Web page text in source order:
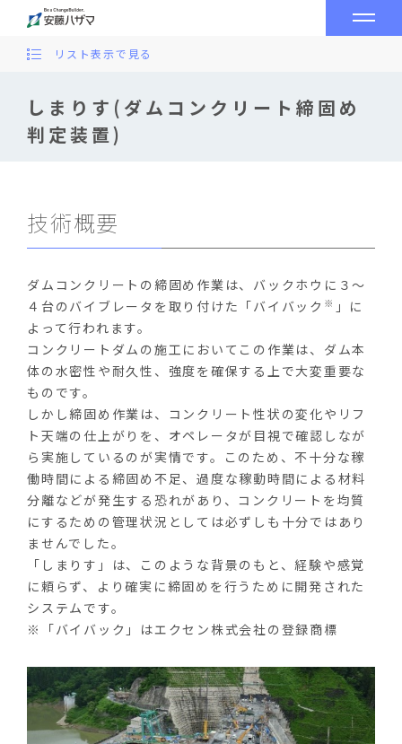
しまりす(ダムコンクリート締固め
判定装置)
リスト表示で見る
技術概要
ダムコンクリートの締固め作業は、バックホウに３～
４台のバイブレータを取り付けた「バイバック ※ 」に
よって行われます。
コンクリートダムの施工においてこの作業は、ダム本
体の水密性や耐久性、強度を確保する上で大変重要な
ものです。
しかし締固め作業は、コンクリート性状の変化やリフ
ト天端の仕上がりを、オペレータが目視で確認しなが
ら実施しているのが実情です。このため、不十分な稼
働時間による締固め不足、過度な稼動時間による材料
分離などが発生する恐れがあり、コンクリートを均質
にするための管理状況としては必ずしも十分ではあり
ませんでした。
「しまりす」は、このような背景のもと、経験や感覚
に頼らず、より確実に締固めを行うために開発された
システムです。
※「バイバック」はエクセン株式会社の登録商標